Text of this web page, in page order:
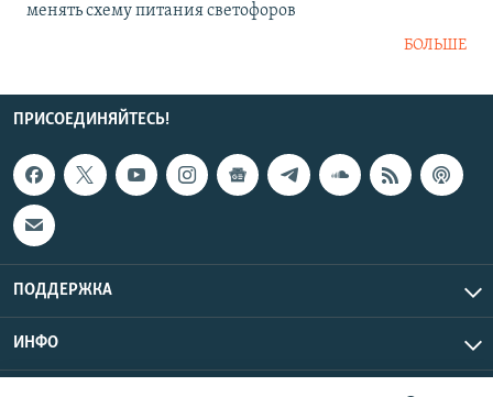
менять схему питания светофоров
БОЛЬШЕ
ПРИСОЕДИНЯЙТЕСЬ!
ПОДДЕРЖКА
ИНФО